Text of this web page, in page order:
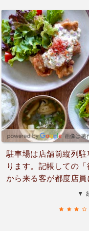
画像は著
駐車場は店舗前縦列
ります。記帳しての
から来る客が都度店
ない。時間に余裕が▼